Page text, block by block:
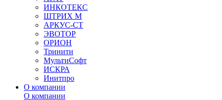
ИНКОТЕКС
ШТРИХ М
АРКУС-СТ
ЭВОТОР
ОРИОН
Тринити
МультиСофт
ИСКРА
Инитпро
О компании
О компании